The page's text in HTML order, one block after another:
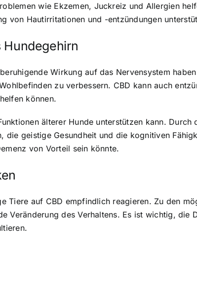
wie Ekzemen, Juckreiz und Allergien
von Hautirritationen und -entzündungen
Hundegehirn
Wirkung auf das Nervensystem
zu verbessern. CBD kann auch
können.
älterer Hunde unterstützen kann. Durch
die geistige Gesundheit und die kognitiven
von Vorteil sein könnte.
Tiere auf CBD empfindlich reagieren. Zu den
Veränderung des Verhaltens. Es ist wichtig, die